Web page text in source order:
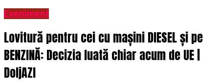
Eveniment
Lovitură pentru cei cu mașini DIESEL și pe
BENZINĂ: Decizia luată chiar acum de UE |
DoljAZI